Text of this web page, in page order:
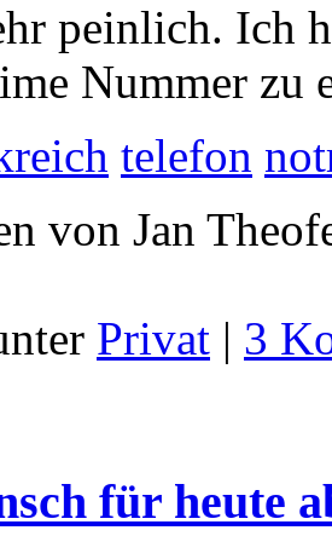
peinlich. Ich
Nummer zu
telefon
von Jan
Privat | 3
für heute